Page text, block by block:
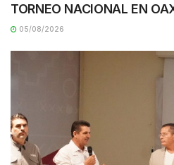
TORNEO NACIONAL EN
05/08/2026